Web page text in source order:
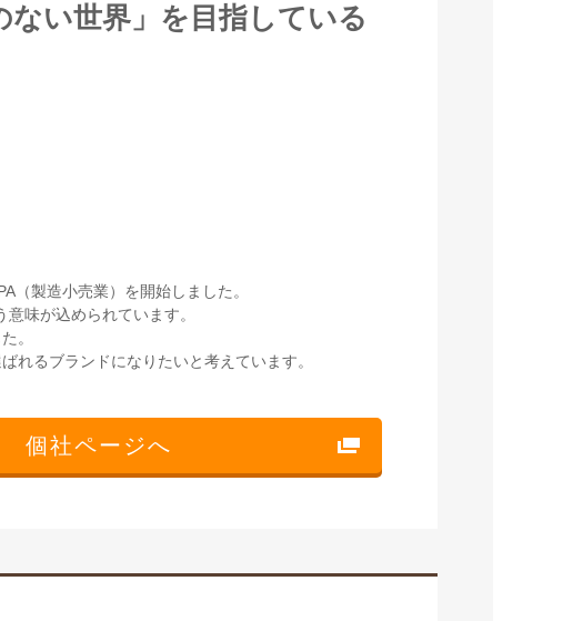
ない世界」を目指している
（製造小売業）を開始しました。
味が込められています。
。
れるブランドになりたいと考えています。
個社ページへ